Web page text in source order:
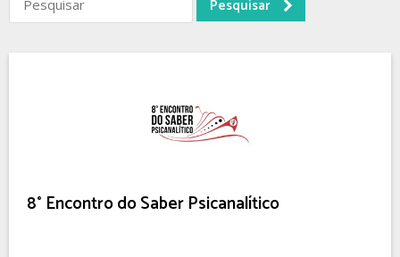
8° Encontro do Saber Psicanalítico